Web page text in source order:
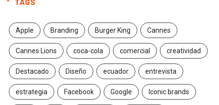
Apple Branding Burger King Cannes
Cannes Lions coca-cola comercial creatividad
Destacado Diseño ecuador entrevista
estrategia Facebook Google Iconic brands